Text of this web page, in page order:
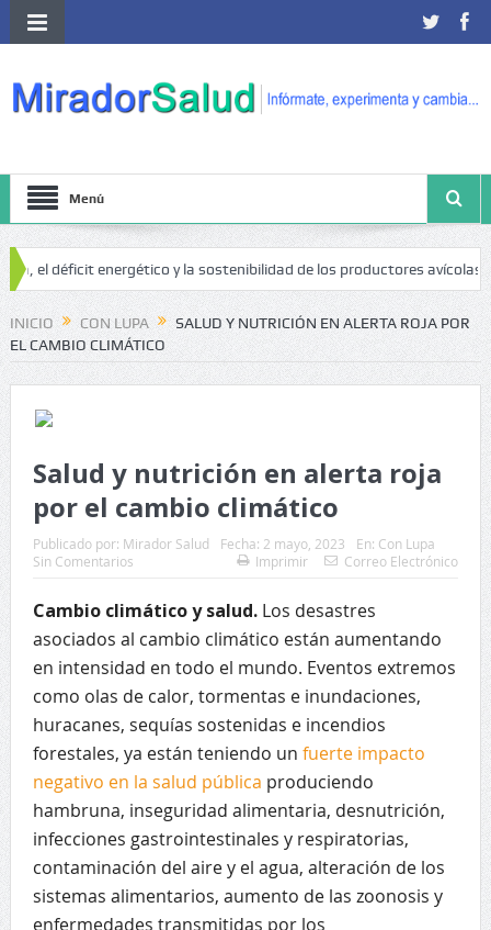
Menú
energético y la sostenibilidad de los productores avícolas
INICIO CON LUPA
SALUD Y NUTRICIÓN EN ALERTA ROJA POR
EL CAMBIO CLIMÁTICO
Salud y nutrición en alerta roja
por el cambio climático
Publicado por: Mirador Salud Fecha: 2 mayo, 2023 En: Con Lupa
Sin Comentarios
Imprimir Correo Electrónico
Cambio climático y salud. Los desastres
asociados al cambio climático están aumentando
en intensidad en todo el mundo. Eventos extremos
como olas de calor, tormentas e inundaciones,
huracanes, sequías sostenidas e incendios
forestales, ya están teniendo un fuerte impacto
negativo en la salud pública produciendo
hambruna, inseguridad alimentaria, desnutrición,
infecciones gastrointestinales y respiratorias,
contaminación del aire y el agua, alteración de los
sistemas alimentarios, aumento de las zoonosis y
enfermedades transmitidas por los